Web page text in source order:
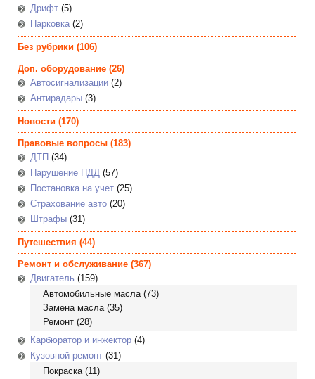
Дрифт (5)
Парковка(2)
Без рубрики (106)
Доп. оборудование (26)
Автосигнализации (2)
Антирадары (3)
Новости (170)
Правовые вопросы (183)
ДТП (34)
Нарушение ПДД (57)
Постановка на учет (25)
Страхование авто (20)
Штрафы (31)
Путешествия (44)
Ремонт и обслуживание (367)
Двигатель (159)
Автомобильные масла(73)
Замена масла(35)
Ремонт (28)
Карбюратор и инжектор (4)
Кузовной ремонт (31)
Покраска(11)